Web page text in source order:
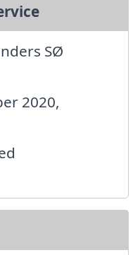
SØ
2020,